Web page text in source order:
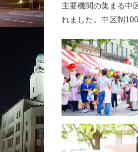
主要機関の集まる中
れました。中区制